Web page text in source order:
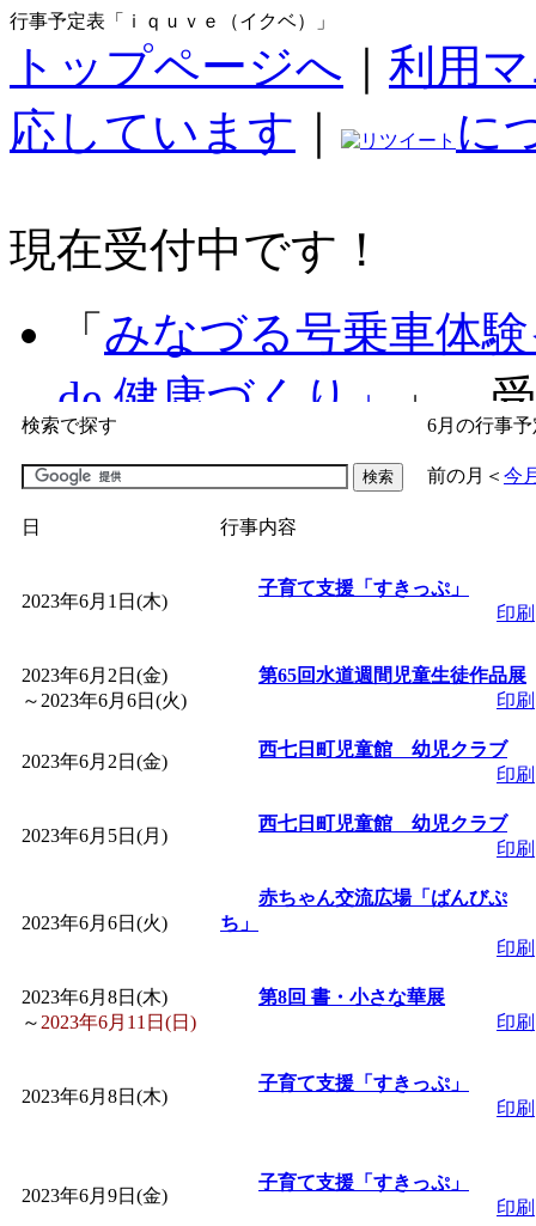
行事予定表「ｉｑｕｖｅ（イクベ）」
トップページへ
利用
応しています
に
現在受付中です！
「 みなづる号乗車体
de 健康づくり」
」 受
「子育て交流広場「
間：2026/07/09～
「皆鶴姫のこびる塾
～」 受付期間：～
「子育て講座「ばん
2026/07/10～2026/08/
「子育て交流広場「
間：2026/07/13～2026/
「子育て交流広場「
間：2026/08/10～2026/
「赤ちゃん子育て講
付期間：2026/08/10～
検索で探す 6月の行事予
前の月 ＜ 今
日 行事内容
2023年6月1日(木)
子育て支援「すきっぷ」
印刷
2023年6月2日(金)
～ 2023年6月6日(火)
第65回水道週間児童生徒作品展
印刷
2023年6月2日(金)
西七日町児童館 幼児クラブ
印刷
2023年6月5日(月)
西七日町児童館 幼児クラブ
印刷
2023年6月6日(火)
赤ちゃん交流広場「ばんびぷ
ち」
印刷
2023年6月8日(木)
～ 2023年6月11日(日)
第8回 書・小さな華展
印刷
2023年6月8日(木)
子育て支援「すきっぷ」
印刷
2023年6月9日(金)
子育て支援「すきっぷ」
印刷